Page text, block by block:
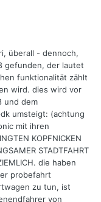
überall - dennoch,
gefunden, der lautet
funktionalität zählt
wird. dies wird vor
und dem
umsteigt: (achtung
mit ihren
KOPFNICKEN
STADTFAHRT
die haben
probefahrt
zu tun, ist
von